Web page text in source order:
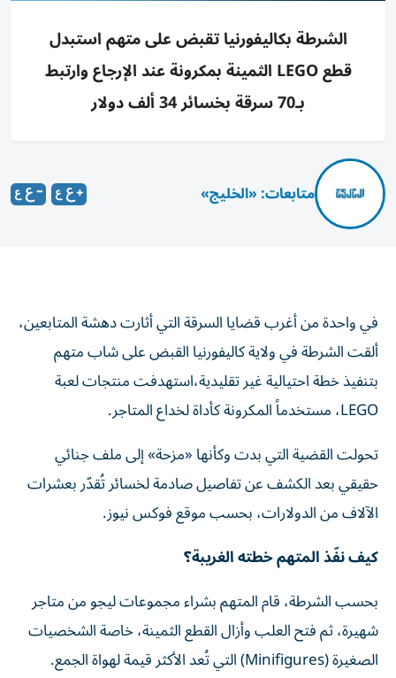
الشرطة بكاليفورنيا تقبض على متهم استبدل
قطع LEGO الثمينة بمكرونة عند الإرجاع وارتبط
بـ70 سرقة بخسائر 34 ألف دولار
متابعات: «الخليج»
في واحدة من أغرب قضايا السرقة التي أثارت دهشة المتابعين،
ألقت الشرطة في ولاية كاليفورنيا القبض على شاب متهم
بتنفيذ خطة احتيالية غير تقليدية،استهدفت منتجات لعبة
LEGO، مستخدماً المكرونة كأداة لخداع المتاجر.
تحولت القضية التي بدت وكأنها «مزحة» إلى ملف جنائي
حقيقي بعد الكشف عن تفاصيل صادمة لخسائر تُقدّر بعشرات
الآلاف من الدولارات، بحسب موقع فوكس نيوز.
كيف نفّذ المتهم خطته الغريبة؟
بحسب الشرطة، قام المتهم بشراء مجموعات ليجو من متاجر
شهيرة، ثم فتح العلب وأزال القطع الثمينة، خاصة الشخصيات
الصغيرة (Minifigures) التي تُعد الأكثر قيمة لهواة الجمع.